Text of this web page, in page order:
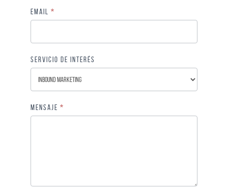
a
t
Email *
Servicio de interés
Mensaje *